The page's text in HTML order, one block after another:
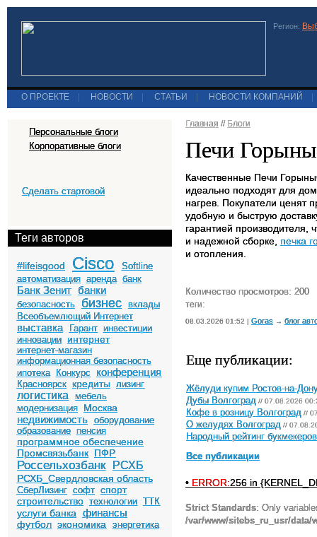
Регион:
О ПРОЕКТЕ НОВОСТИ СТАТЬИ НОВОСТИ КОМПАНИЙ
Персональные блоги
Корпоративные блоги
Сделать стартовой
Теги авторов
#lifeisgood Cisco
Softline
автоматизация аренда банк
Банк Зенит банки
безопасность бизнес
вклады
Всеобъемлющий Интернет
выставка Гарант инвестиции
инновации
интернет
интернет-магазин
информационная безопасность
ипотека
Конкурс конференция
Красноярск кредиты лизинг
логистика
мебель
модернизация
Москва
недвижимость оборудование
образование пенсия
программное обеспечение
Промсвязьбанк ПФР
Россельхозбанк РСХБ
РСХБ_Свердловская область
СберЛизинг софт спорт
строительство технологии ТТК
услуги банка финансы
футбол экономика энергетика
Главная // Блоги
Печи
Качественные Печи
идеально подходят для
нагрев. Покупатели ценят
удобную и быструю
гарантией производителя,
и надежной сборке, печка
и отопления.
Количество просмотров: 200
теги:
08.03.2026 01:52 | Goras → блог
Еще публикации:
Жёлуди купим Ростов-на-
Дубы Волгоград // 07.08.2026
Кофе в розницу Волгоград //
О желудях Волгоград //
Народный рейтинг
Все публикации
• ERROR:256 in
Strict Standards: Only
/var/www/sitebs_ru_usr/